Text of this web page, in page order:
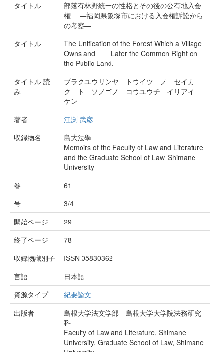
タイトル
部落有林野統一の性格とその後の公有地入会
権 ―福岡県飯塚市における入会権訴訟から
の考察―
タイトル
The Unification of the Forest Which a Village
Owns and Later the Common Right on
the Public Land.
タイトル 読
み
ブラクユウリンヤ トウイツ ノ セイカ
ク ト ソノゴノ コウユウチ イリアイ
ケン
著者
江渕 武彦
収録物名
島大法學
Memoirs of the Faculty of Law and Literature
and the Graduate School of Law, Shimane
University
巻
61
号
3/4
開始ページ
29
終了ページ
78
収録物識別子
ISSN 05830362
言語
日本語
資源タイプ
紀要論文
出版者
島根大学法文学部 島根大学大学院法務研究
科
Faculty of Law and Literature, Shimane
University, Graduate School of Law, Shimane